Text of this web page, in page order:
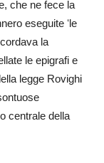
che ne fece la
eseguite ʻle
la
le epigrafi e
legge Rovighi
centrale della